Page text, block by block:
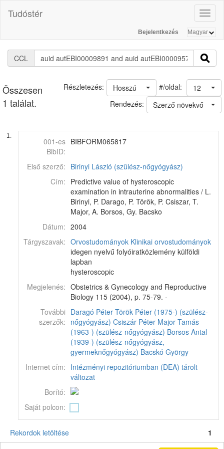
Tudóstér
Bejelentkezés
CCL
Összesen
1 találat.
#/oldal: 12
Hosszú
Részletezés:
Rendezés:
Szerző növekvő
1.
001-es
BibID:
BIBFORM065817
Első szerző: Birinyi László (szülész-nőgyógyász)
Cím: Predictive value of hysteroscopic
examination in intrauterine abnormalities / L.
Birinyi, P. Darago, P. Török, P. Csiszar, T.
Major, A. Borsos, Gy. Bacsko
Dátum: 2004
Tárgyszavak: Orvostudományok Klinikai orvostudományok
idegen nyelvű folyóiratközlemény külföldi
lapban
hysteroscopic
Megjelenés: Obstetrics & Gynecology and Reproductive
Biology 115 (2004), p. 75-79. -
További
szerzők:
Daragó Péter Török Péter (1975-) (szülész-
nőgyógyász) Csiszár Péter Major Tamás
(1963-) (szülész-nőgyógyász) Borsos Antal
(1939-) (szülész-nőgyógyász,
gyermeknőgyógyász) Bacskó György
Internet cím: Intézményi repozitóriumban (DEA) tárolt
változat
Borító:
Saját polcon:
Rekordok letöltése 1
Monguz kft.Minden jog